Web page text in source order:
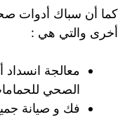
كما أن سباك أدوات
أخرى والتي هي :
معالجة
الصحي
فك و صيانة